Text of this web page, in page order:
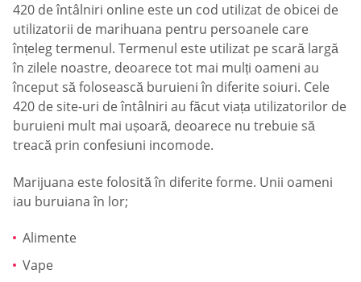
420 de întâlniri online este un cod utilizat de obicei de
utilizatorii de marihuana pentru persoanele care
înțeleg termenul. Termenul este utilizat pe scară largă
în zilele noastre, deoarece tot mai mulți oameni au
început să folosească buruieni în diferite soiuri. Cele
420 de site-uri de întâlniri au făcut viața utilizatorilor de
buruieni mult mai ușoară, deoarece nu trebuie să
treacă prin confesiuni incomode.
Marijuana este folosită în diferite forme. Unii oameni
iau buruiana în lor;
Alimente
Vape